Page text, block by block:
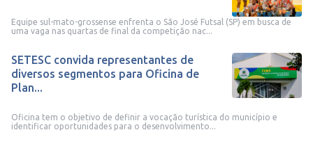
Equipe sul-mato-grossense enfrenta o São José Futsal (SP) em busca de
uma vaga nas quartas de final da competição nac...
SETESC convida representantes de
diversos segmentos para Oficina de
Plan...
Oficina tem o objetivo de definir a vocação turística do município e
identificar oportunidades para o desenvolvimento...